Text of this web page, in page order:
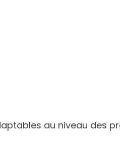
au niveau des